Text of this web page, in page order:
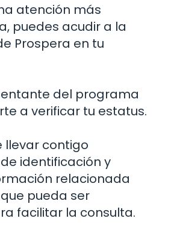
atención más
puedes acudir a la
Prospera en tu
del programa
a verificar tu estatus.
llevar contigo
identificación y
relacionada
pueda ser
facilitar la consulta.